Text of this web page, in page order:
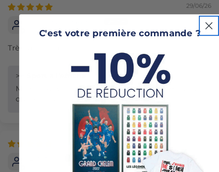
29/06/26
Très satisfait du résultat
>>
a répondu :
Merci pour votre commentaire ! Nous sommes ravis
que le résultat vous ait satisfait. Sportivement,
C'est votre première commande ?